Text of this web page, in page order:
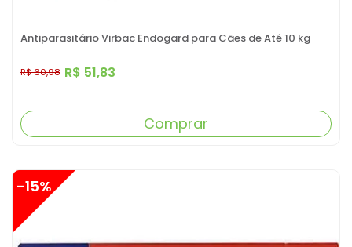
Antiparasitário Virbac Endogard para Cães de Até 10 kg
R$ 51,83
R$ 60,98
Comprar
-15%